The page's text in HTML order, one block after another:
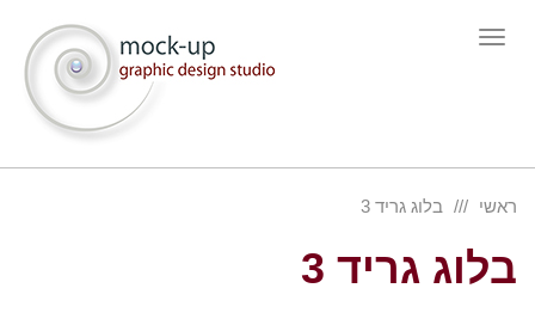
תפריט
ראשי בלוג גריד 3
בלוג גריד 3